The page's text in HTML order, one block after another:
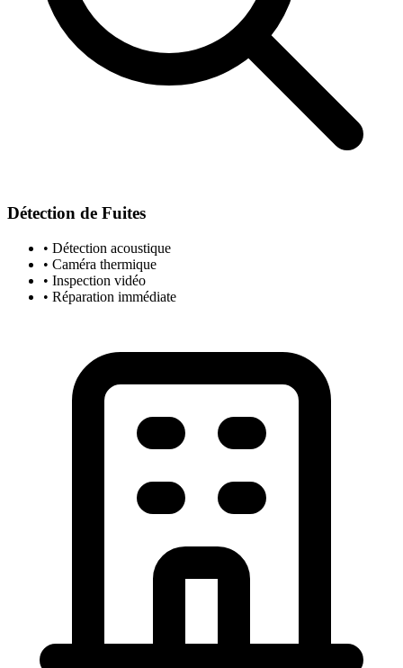
Détection de Fuites
• Détection acoustique
• Caméra thermique
• Inspection vidéo
• Réparation immédiate